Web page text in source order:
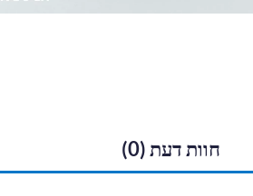
חוות דעת (0)